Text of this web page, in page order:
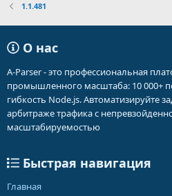
1.1.481
О нас
A-Parser - это профессиональная
промышленного масштаба: 10 000+
гибкость Node.js. Автоматизируйте
арбитраже трафика с
масштабируемостью
Быстрая навигация
Главная